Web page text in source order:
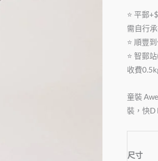
⭐️ 平郵
需自行
⭐️ 順豐
⭐️ 智郵
收費
童裝
裝，快D
尺寸
套
裝
(上
衣
+短
BSS014
數